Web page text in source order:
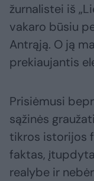
žurnalistei iš
vakaro būsiu
Antrąją. O ją
prekiaujantis
Prisiėmusi
sąžinės
tikros istorijos
faktas,
realybe ir